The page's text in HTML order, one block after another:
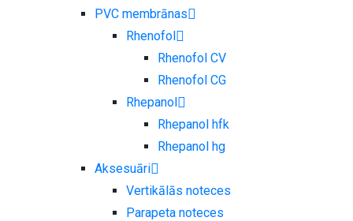
PVC membrānas
Rhenofol
Rhenofol CV
Rhenofol CG
Rhepanol
Rhepanol hfk
Rhepanol hg
Aksesuāri
Vertikālās noteces
Parapeta noteces